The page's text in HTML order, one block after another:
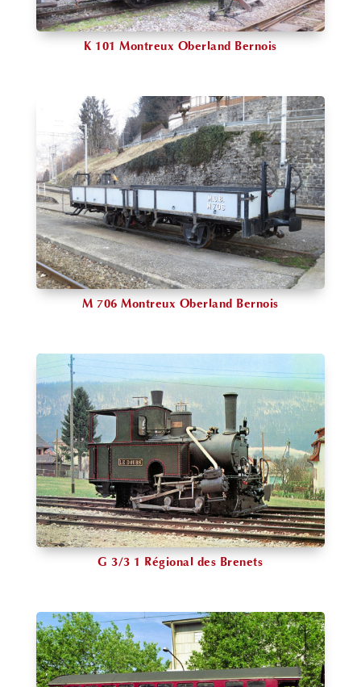
K 101 Montreux Oberland Bernois
M 706 Montreux Oberland Bernois
G 3/3 1 Régional des Brenets